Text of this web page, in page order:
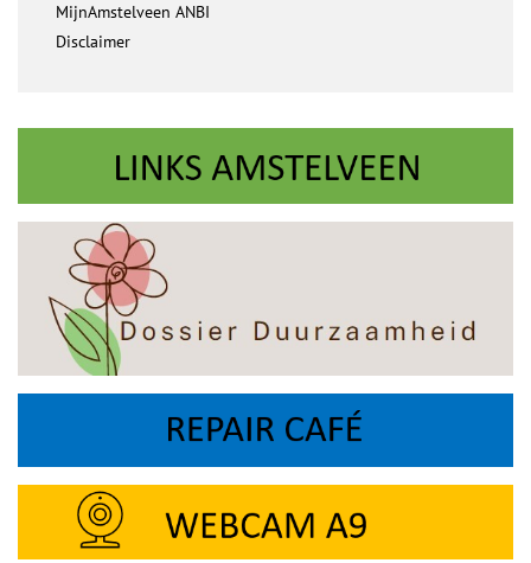
MijnAmstelveen ANBI
Disclaimer